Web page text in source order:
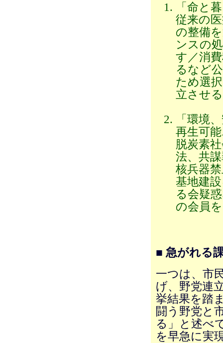
「命と
従来の
の整備
ンスの
す／消
るなど
ため選
立させ
「環境
再生可
脱炭素
法、共
核兵器
基地建
る会疑
の会員
■ 急がれる
一つは、市
げ、野党連
挙結果を踏
闘う野党と
る」と述べ
を早急に実